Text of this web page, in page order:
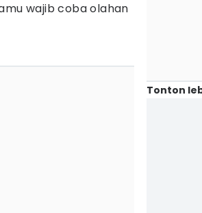
wajib coba olahan
Tonton